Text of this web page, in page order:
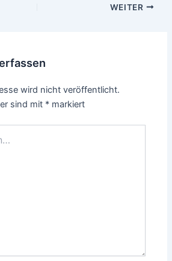
WEITER
wird nicht veröffentlicht.
sind mit * markiert